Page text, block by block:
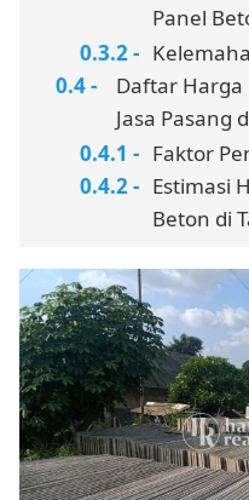
Panel
Daftar Harga
Jasa Pasang
Faktor
Estimasi
Beton di